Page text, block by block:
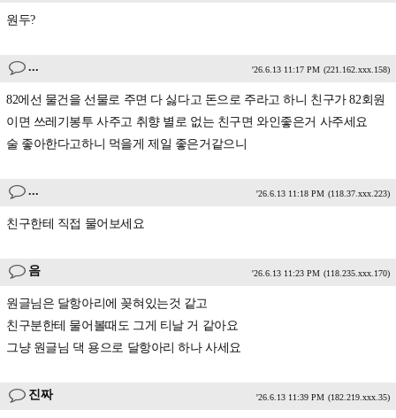
원두?
... '26.6.13 11:17 PM (221.162.xxx.158)
82에선 물건을 선물로 주면 다 싫다고 돈으로 주라고 하니 친구가 82회원
이면 쓰레기봉투 사주고 취향 별로 없는 친구면 와인좋은거 사주세요
술 좋아한다고하니 먹을게 제일 좋은거같으니
... '26.6.13 11:18 PM (118.37.xxx.223)
친구한테 직접 물어보세요
음 '26.6.13 11:23 PM (118.235.xxx.170)
원글님은 달항아리에 꽂혀있는것 같고
친구분한테 물어볼때도 그게 티날 거 같아요
그냥 원글님 댁 용으로 달항아리 하나 사세요
진짜 '26.6.13 11:39 PM (182.219.xxx.35)